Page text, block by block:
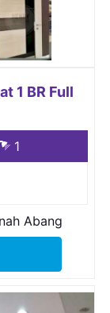
1 BR Full
1
Abang